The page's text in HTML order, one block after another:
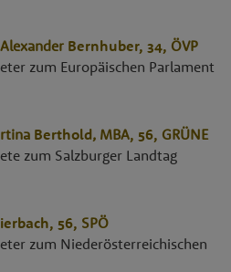
Alexander Bernhuber, 34, ÖVP
zum Europäischen Parlament
Berthold, MBA, 56, GRÜNE
zum Salzburger Landtag
, 56, SPÖ
zum Niederösterreichischen